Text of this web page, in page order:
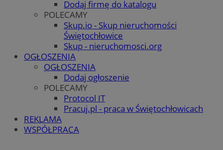
Dodaj firmę do katalogu
POLECAMY
Skup.io - Skup nieruchomości
Świętochłowice
Skup - nieruchomosci.org
OGŁOSZENIA
OGŁOSZENIA
Dodaj ogłoszenie
POLECAMY
Protocol IT
Pracuj.pl - praca w Świętochłowicach
REKLAMA
WSPÓŁPRACA